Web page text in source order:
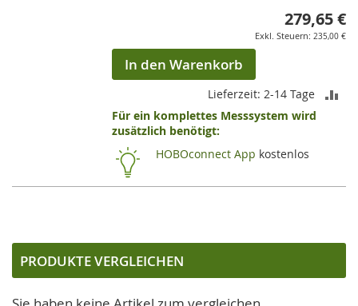
279,65 €
235,00 €
In den Warenkorb
Lieferzeit: 2-14 Tage
Für ein komplettes Messsystem wird
zusätzlich benötigt:
HOBOconnect App kostenlos
PRODUKTE VERGLEICHEN